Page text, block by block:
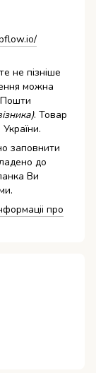
не пізніше
можна
Пошти
. Товар
заповнити
до
Ви
про